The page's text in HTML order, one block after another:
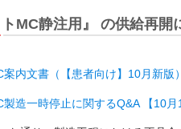
トMC静注用』 の供給再開
内文書（【患者向け】10月新版）
造一時停止に関するQ&A 【10月